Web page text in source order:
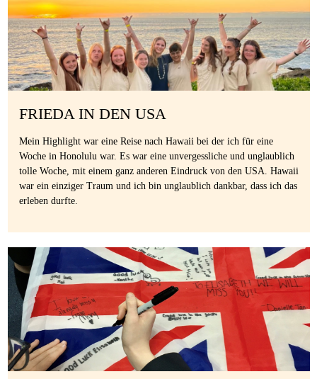
FRIEDA IN DEN USA
Mein Highlight war eine Reise nach Hawaii bei der ich für eine
Woche in Honolulu war. Es war eine unvergessliche und unglaublich
tolle Woche, mit einem ganz anderen Eindruck von den USA. Hawaii
war ein einziger Traum und ich bin unglaublich dankbar, dass ich das
erleben durfte.